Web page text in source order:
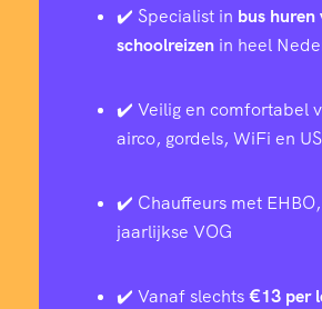
✔️ Specialist in bus huren
schoolreizen in heel
✔️ Veilig en comfortabel
airco, gordels, WiFi en
✔️ Chauffeurs met
jaarlijkse VOG
✔️ Vanaf slechts€13 per